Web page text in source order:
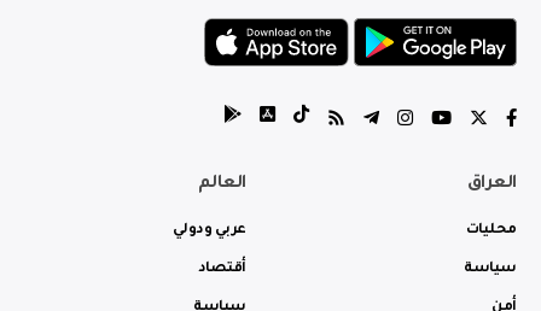
العراق
محليات
سياسة
العالم
عربي ودولي
أقتصاد